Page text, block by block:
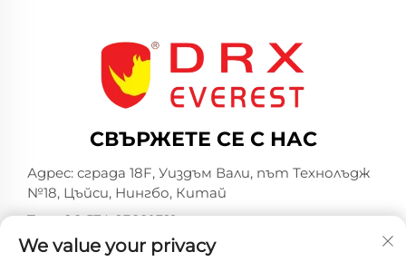
СВЪРЖЕТЕ СЕ С НАС
Адрес: сграда 18F, Уиздъм Вали, път Технолъдж
№18, Цъйси, Нингбо, Китай
Тел.:+86-574-23660321
Имейл: [email protected]
We value your privacy